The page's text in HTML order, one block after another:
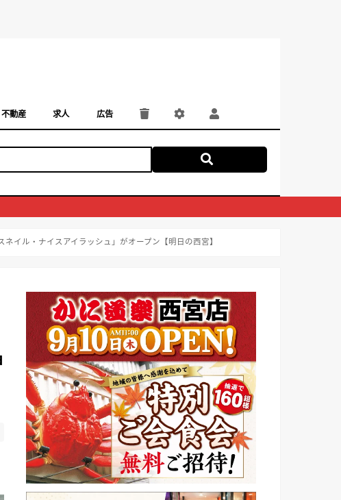
不動産 求人 広告
イル・ナイスアイラッシュ」がオープン【明日の西宮】